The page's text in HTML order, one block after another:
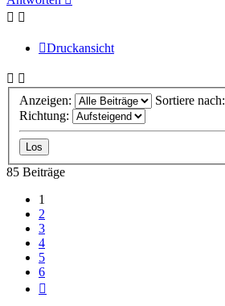
Druckansicht
Anzeigen:
Sortiere nach:
Richtung:
85 Beiträge
1
2
3
4
5
6